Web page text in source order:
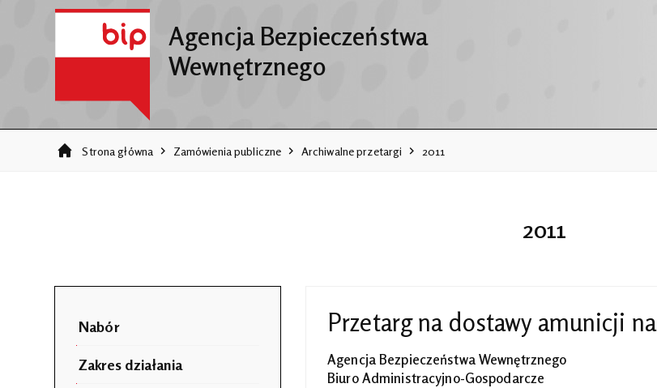
Agencja Bezpieczeństwa
Wewnętrznego
Strona główna Zamówienia publiczne Archiwalne przetargi 2011
2011
Nabór
Zakres działania
Przetarg na dostawy amunicji
Agencja Bezpieczeństwa Wewnętrznego
Biuro Administracyjno-Gospodarcze